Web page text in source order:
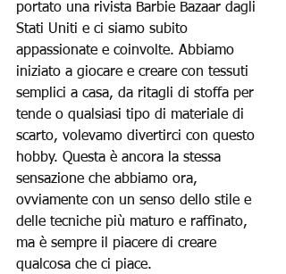
portato una rivista Barbie Bazaar dagli
Stati Uniti e ci siamo subito
appassionate e coinvolte. Abbiamo
iniziato a giocare e creare con tessuti
semplici a casa, da ritagli di stoffa per
tende o qualsiasi tipo di materiale di
scarto, volevamo divertirci con questo
hobby. Questa è ancora la stessa
sensazione che abbiamo ora,
ovviamente con un senso dello stile e
delle tecniche più maturo e raffinato,
ma è sempre il piacere di creare
qualcosa che ci piace.